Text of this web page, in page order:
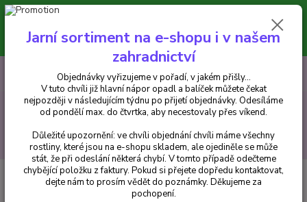
Minimální hodnota pro odeslání z e-shopu je 300 Kč.
V tuto chvíli již hlavní nápor objednávek opadl a balíček můžete čekat
nejpozději v následujícím týdnu po přijetí objednávky. Objednávky
vyřizujeme v pořadí, v jakém přišly...
Menu
CZK
Hledat
+420 602 223 614
Úvod Balkónové rostliny
Černooká Zuzana – Thunbergia Lemon Star -
cena na prodejně
Jarní sortiment na e-shopu i v našem
zahradnictví
Objednávky vyřizujeme v pořadí, v jakém přišly...
V tuto chvíli již hlavní nápor opadl a balíček můžete čekat
nejpozději v následujícím týdnu po přijetí objednávky. Odesíláme
od pondělí max. do čtvrtka, aby necestovaly přes víkend.
Důležité upozornění: ve chvíli objednání chvíli máme všechny
rostliny, které jsou na e-shopu skladem, ale ojediněle se může
stát, že při odeslání některá chybí. V tomto případě odečteme
chybějící položku z faktury. Pokud si přejete dopředu kontaktovat,
dejte nám to prosím vědět do poznámky. Děkujeme za
pochopení.